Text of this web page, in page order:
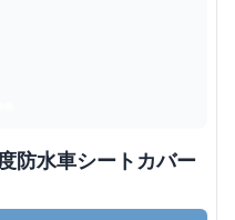
防水車シートカバー